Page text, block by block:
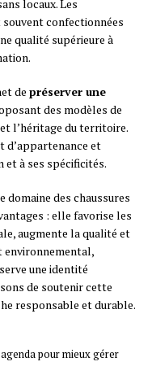
locaux. Les
confectionnées
qualité supérieure à
de préserver une
des modèles de
l’héritage du territoire.
d’appartenance et
et à ses spécificités.
des chaussures
: elle favorise les
augmente la qualité et
environnemental,
une identité
de soutenir cette
responsable et durable.
pour mieux gérer